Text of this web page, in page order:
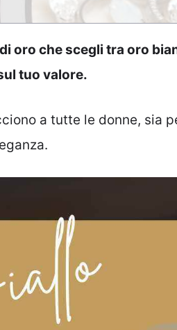
oro che scegli tra oro
tuo valore.
a tutte le donne, sia